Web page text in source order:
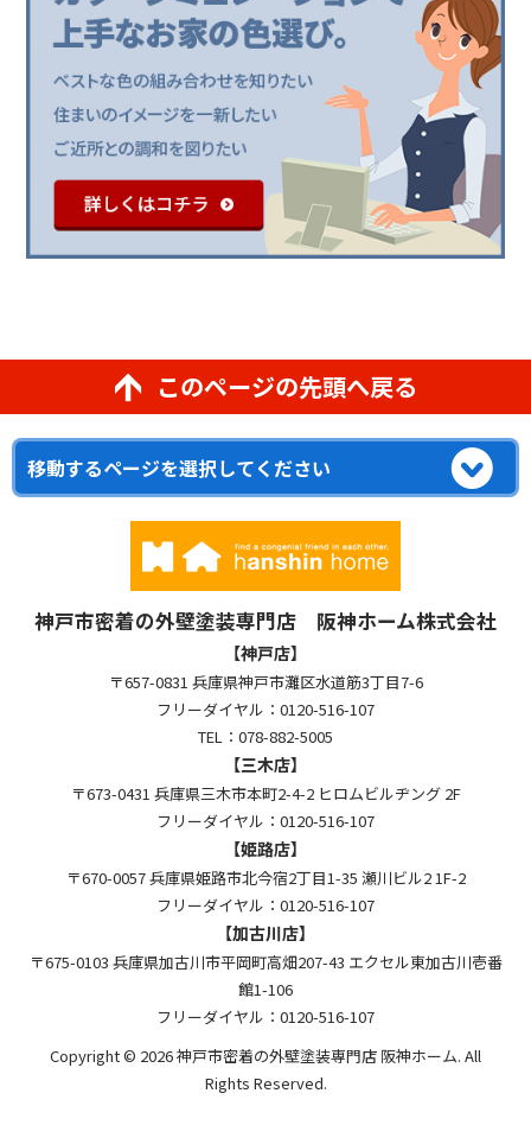
このページの先頭へ戻る
神戸市密着の外壁塗装専門店 阪神ホーム株式会社
【神戸店】
〒657-0831 兵庫県神戸市灘区水道筋3丁目7-6
フリーダイヤル：0120-516-107
TEL：078-882-5005
【三木店】
〒673-0431 兵庫県三木市本町2-4-2 ヒロムビルヂング 2F
フリーダイヤル：0120-516-107
【姫路店】
〒670-0057 兵庫県姫路市北今宿2丁目1-35 瀬川ビル2 1F-2
フリーダイヤル：0120-516-107
【加古川店】
〒675-0103 兵庫県加古川市平岡町高畑207-43 エクセル東加古川壱番
館1-106
フリーダイヤル：0120-516-107
Copyright © 2026 神戸市密着の外壁塗装専門店 阪神ホーム. All
Rights Reserved.